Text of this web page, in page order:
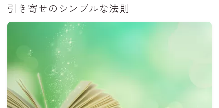
引き寄せのシンプルな法則